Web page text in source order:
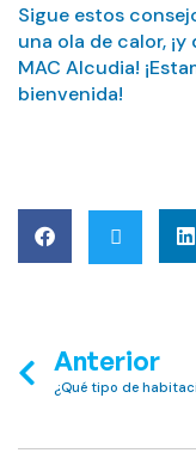
Sigue estos
una ola de calor,
MAC Alcudia!
bienvenida!
Anterior